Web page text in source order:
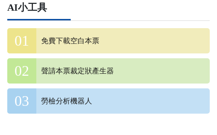
AI小工具
免費下載空白本票
聲請本票裁定狀產生器
勞檢分析機器人